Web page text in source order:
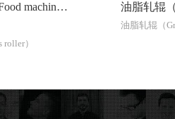
油脂轧辊（Grease roll）
油脂轧辊（Grease roll）